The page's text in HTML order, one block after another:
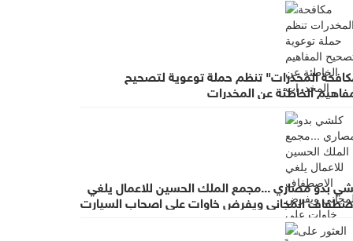
المخدرات" تنظم حملة توعوية لتصحيح
الخاطئة عن المخدرات
بدو مصاري ...مجمع الملك الحسين للاعمال يلغي
المجاني ويفرض خاوات على اصحاب السيارت
وغضب واسع لقرار يطرد الاستثمار